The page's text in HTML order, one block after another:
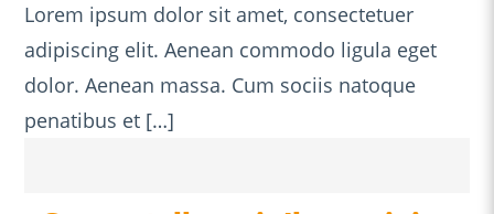
Lorem ipsum dolor sit amet, consectetuer
adipiscing elit. Aenean commodo ligula eget
dolor. Aenean massa. Cum sociis natoque
penatibus et […]